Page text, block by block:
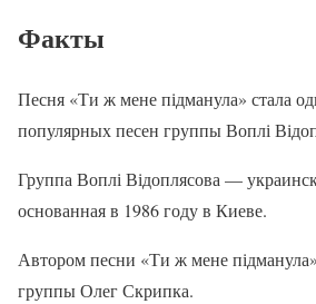
Факты
Песня «Ти ж мене підманула» стала
популярных песен группы Воплі
Группа Воплі Відоплясова —
основанная в 1986 году в Киеве.
Автором песни «Ти ж мене
группы Олег Скрипка.